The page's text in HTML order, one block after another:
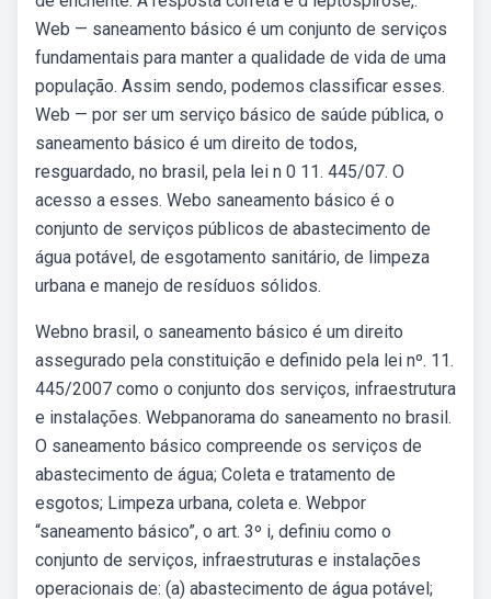
Web — saneamento básico é um conjunto de serviços
fundamentais para manter a qualidade de vida de uma
população. Assim sendo, podemos classificar esses.
Web — por ser um serviço básico de saúde pública, o
saneamento básico é um direito de todos,
resguardado, no brasil, pela lei n 0 11. 445/07. O
acesso a esses. Webo saneamento básico é o
conjunto de serviços públicos de abastecimento de
água potável, de esgotamento sanitário, de limpeza
urbana e manejo de resíduos sólidos.
Webno brasil, o saneamento básico é um direito
assegurado pela constituição e definido pela lei nº. 11.
445/2007 como o conjunto dos serviços, infraestrutura
e instalações. Webpanorama do saneamento no brasil.
O saneamento básico compreende os serviços de
abastecimento de água; Coleta e tratamento de
esgotos; Limpeza urbana, coleta e. Webpor
“saneamento básico”, o art. 3º i, definiu como o
conjunto de serviços, infraestruturas e instalações
operacionais de: (a) abastecimento de água potável;